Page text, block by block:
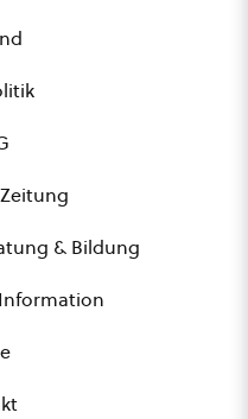
Zeitung
& Bildung